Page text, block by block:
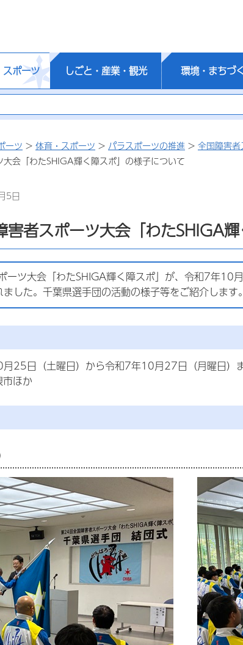
ポーツ しごと・産業・観光 環境・まちづ
ーツ > 体育・スポーツ > パラスポーツの推進 > 全国障害
会「わたSHIGA輝く障スポ」の様子について
5日
者スポーツ大会「わたSHIGA
ーツ大会「わたSHIGA輝く障スポ」が、令和7年
した。千葉県選手団の活動の様子等をご紹介します
月25日（土曜日）から令和7年10月27日（月曜日）
市ほか